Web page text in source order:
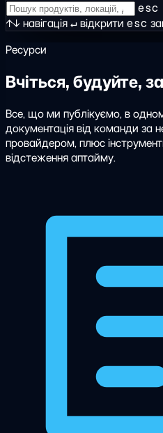
esc
↑↓ навігація↵відкрити esc
Ресурси
Вчіться, будуйте,
Все, що ми публікуємо, в
документація від команди
провайдером, плюс
відстеження аптайму.